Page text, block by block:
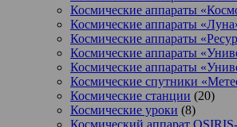
Космические аппараты
Космические аппараты
Космические аппараты
Космические аппараты
Космические аппараты
Космические спутники
Космические станции (20)
Космические уроки (8)
Космический аппарат